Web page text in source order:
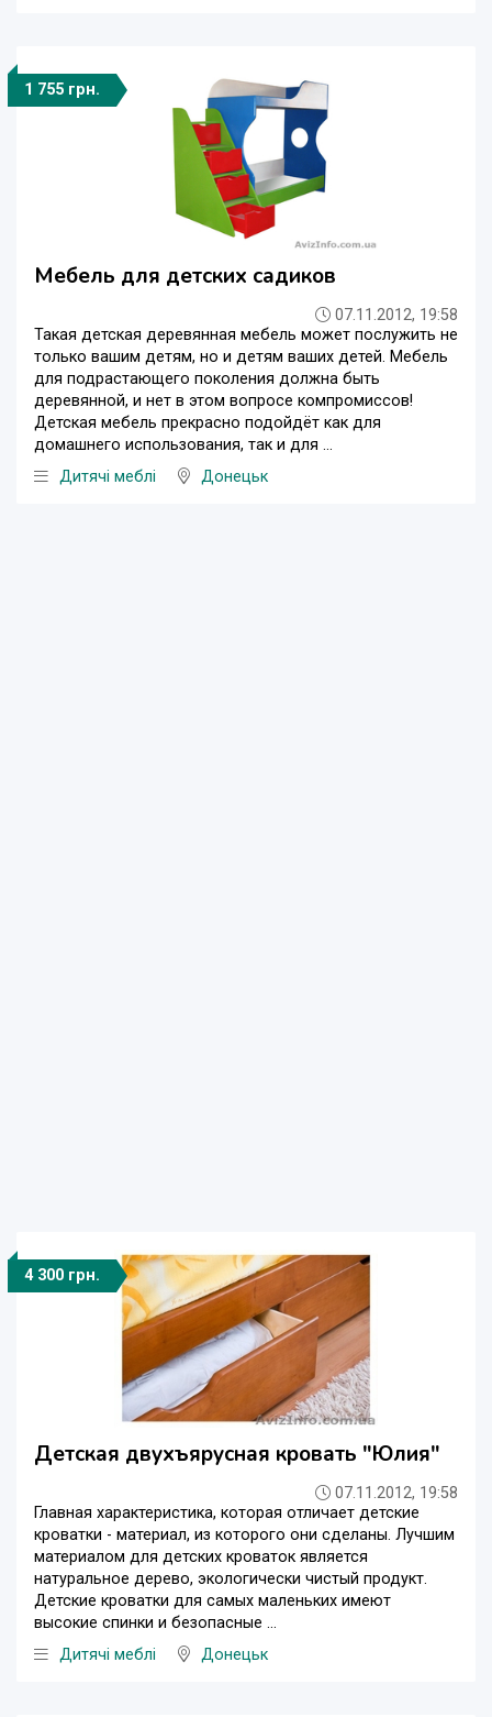
1 755 грн.
Мебель для детских садиков
07.11.2012, 19:58
Такая детская деревянная мебель может послужить не
только вашим детям, но и детям ваших детей. Mебель
для подрастающего поколения должна быть
деревянной, и нет в этом вопросе компромиссов!
Детская мебель прекрасно подойдёт как для
домашнего использования, так и для ...
Дитячі меблі
Донецьк
4 300 грн.
Детская двухъярусная кровать "Юлия"
07.11.2012, 19:58
Главная характеристика, которая отличает детские
кроватки - материал, из которого они сделаны. Лучшим
материалом для детских кроваток является
натуральное дерево, экологически чистый продукт.
Детские кроватки для самых маленьких имеют
высокие спинки и безопасные ...
Дитячі меблі
Донецьк